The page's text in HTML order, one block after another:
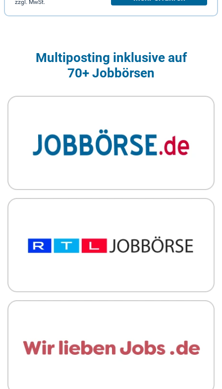
zzgl. MwSt.
Multiposting inklusive auf
70+ Jobbörsen